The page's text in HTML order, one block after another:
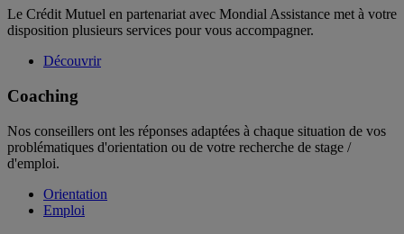
Le Crédit Mutuel en partenariat avec Mondial Assistance met à votre
disposition plusieurs services pour vous accompagner.
Découvrir
Coaching
Nos conseillers ont les réponses adaptées à chaque situation de vos
problématiques d'orientation ou de votre recherche de stage /
d'emploi.
Orientation
Emploi